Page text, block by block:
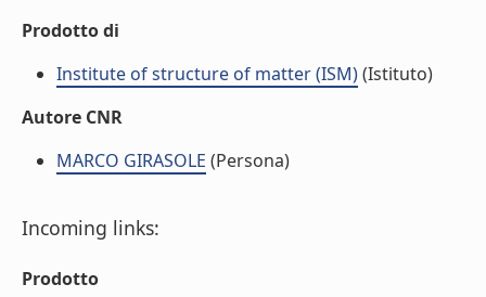
Prodotto di
Institute of structure of matter (ISM)(Istituto)
Autore CNR
MARCO GIRASOLE (Persona)
Incoming links:
Prodotto